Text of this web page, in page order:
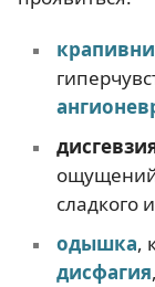
ощущений
сладкого
одышка,
дисфагия